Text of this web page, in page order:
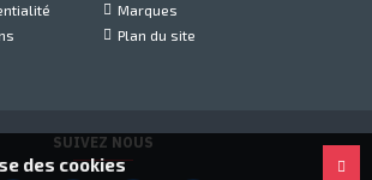
Marques
Plan du site
SUIVEZ NOUS
des cookies